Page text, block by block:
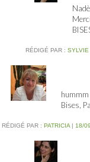
RÉDIGÉ PAR : SYLVIE
hummm
Bises,
RÉDIGÉ PAR : PATRICIA | 18/